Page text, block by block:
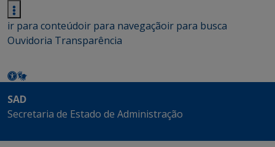
ir para conteúdoir para navegaçãoir para busca
Ouvidoria Transparência
SAD
Secretaria de Estado de Administração